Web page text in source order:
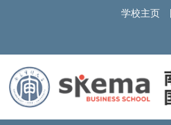
学校主页